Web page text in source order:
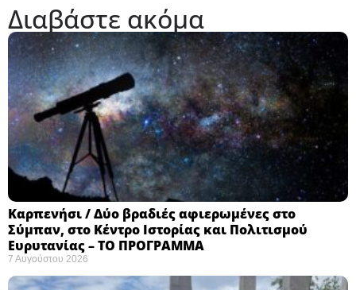
Διαβάστε ακόμα
Καρπενήσι / Δύο βραδιές αφιερωμένες στο
Σύμπαν, στο Κέντρο Ιστορίας και Πολιτισμού
Ευρυτανίας – ΤΟ ΠΡΟΓΡΑΜΜΑ
7 Αυγούστου 2026